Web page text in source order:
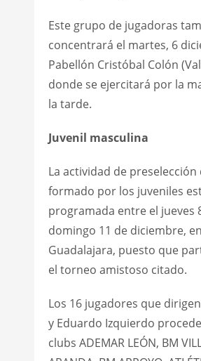
Este grupo de jugadoras
concentrará el martes, 6
Pabellón Cristóbal Colón
donde se ejercitará por la
la tarde.
Juvenil masculina
La actividad de
formado por los juveniles
programada entre el jueves
domingo 11 de diciembre, en
Guadalajara, puesto que
el torneo amistoso citado.
Los 16 jugadores que
y Eduardo Izquierdo
clubs ADEMAR LEÓN, BM